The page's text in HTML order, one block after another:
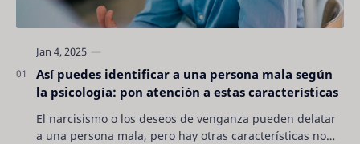
Así puedes identificar a una persona mala según
la psicología: pon atención a estas características
El narcisismo o los deseos de venganza pueden delatar
a una persona mala, pero hay otras características no